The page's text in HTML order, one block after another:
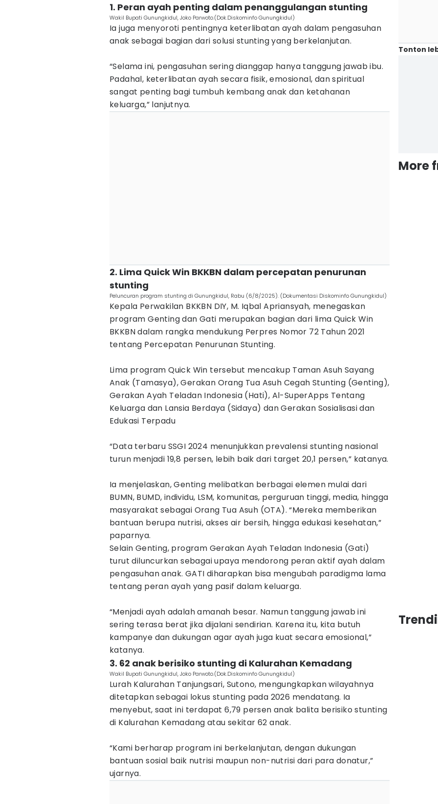
1. Peran ayah penting dalam penanggulangan stunting ‎
Wakil Bupati Gunungkidul, Joko Parwoto.(Dok.Diskominfo Gunungkidul)
‎Ia juga menyoroti pentingnya keterlibatan ayah dalam pengasuhan
anak sebagai bagian dari solusi stunting yang berkelanjutan.
‎“Selama ini, pengasuhan sering dianggap hanya tanggung jawab ibu.
Padahal, keterlibatan ayah secara fisik, emosional, dan spiritual
sangat penting bagi tumbuh kembang anak dan ketahanan
keluarga,” lanjutnya.
2. Lima Quick Win BKKBN dalam percepatan penurunan
stunting
Peluncuran program stunting di Gunungkidul, Rabu (6/8/2025). (Dokumentasi Diskominfo Gunungkidul)
Kepala Perwakilan BKKBN DIY, M. Iqbal Apriansyah, menegaskan
program Genting dan Gati merupakan bagian dari lima Quick Win
BKKBN dalam rangka mendukung Perpres Nomor 72 Tahun 2021
tentang Percepatan Penurunan Stunting.
‎Lima program Quick Win tersebut mencakup Taman Asuh Sayang
Anak (Tamasya), Gerakan Orang Tua Asuh Cegah Stunting (Genting),
Gerakan Ayah Teladan Indonesia (Hati), Al-SuperApps Tentang
Keluarga dan Lansia Berdaya (Sidaya) dan Gerakan Sosialisasi dan
Edukasi Terpadu
‎“Data terbaru SSGI 2024 menunjukkan prevalensi stunting nasional
turun menjadi 19,8 persen, lebih baik dari target 20,1 persen,” katanya.
‎Ia menjelaskan, Genting melibatkan berbagai elemen mulai dari
BUMN, BUMD, individu, LSM, komunitas, perguruan tinggi, media, hingga
masyarakat sebagai Orang Tua Asuh (OTA). “Mereka memberikan
bantuan berupa nutrisi, akses air bersih, hingga edukasi kesehatan,”
paparnya.
Selain Genting, program Gerakan Ayah Teladan Indonesia (Gati)
turut diluncurkan sebagai upaya mendorong peran aktif ayah dalam
pengasuhan anak. GATI diharapkan bisa mengubah paradigma lama
tentang peran ayah yang pasif dalam keluarga.
‎“Menjadi ayah adalah amanah besar. Namun tanggung jawab ini
sering terasa berat jika dijalani sendirian. Karena itu, kita butuh
kampanye dan dukungan agar ayah juga kuat secara emosional,”
katanya.
‎3. 62 anak berisiko stunting di Kalurahan Kemadang
Wakil Bupati Gunungkidul, Joko Parwoto.(Dok.Diskominfo Gunungkidul)
Lurah Kalurahan Tanjungsari, Sutono, mengungkapkan wilayahnya
ditetapkan sebagai lokus stunting pada 2026 mendatang. Ia
menyebut, saat ini terdapat 6,79 persen anak balita berisiko stunting
di Kalurahan Kemadang atau sekitar 62 anak.
‎“Kami berharap program ini berkelanjutan, dengan dukungan
bantuan sosial baik nutrisi maupun non-nutrisi dari para donatur,”
ujarnya.
Tonton
More